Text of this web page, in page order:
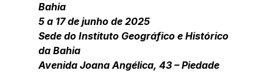
Bahia
5 a 17 de junho de 2025
Sede do Instituto Geográfico e Histórico
da Bahia
Avenida Joana Angélica, 43 – Piedade